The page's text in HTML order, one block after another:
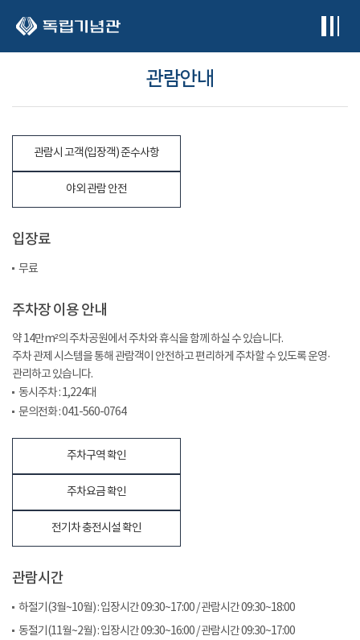
관람안내
관람시 고객(입장객) 준수사항
야외 관람 안전
입장료
무료
주차장 이용 안내
약 14만m²의 주차공원에서 주차와 휴식을 함께 하실 수 있습니다.
주차 관제 시스템을 통해 관람객이 안전하고 편리하게 주차할 수 있도록 운영·
관리하고 있습니다.
동시주차 : 1,224대
문의전화 : 041-560-0764
주차구역 확인
주차요금 확인
전기차 충전시설 확인
관람시간
하절기(3월~10월) : 입장시간 09:30~17:00 / 관람시간 09:30~18:00
동절기(11월~2월) : 입장시간 09:30~16:00 / 관람시간 09:30~17:00